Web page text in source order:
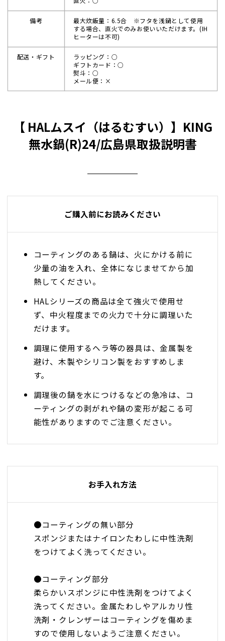
備考
最大炊飯量：6.5合 ※フタを浅鍋として使用
する場合、直火でのみお使いいただけます。(IH
ヒーターは不可)
配送・ギフト
ラッピング：○
ギフトカード：○
熨斗：○
メール便：×
【 HALムスイ（はるむすい）】KING
無水鍋(R)24/広島県取扱説明書
ご購入前にお読みください
コーティングのある鍋は、火にかける前に
少量の油を入れ、全体になじませてから加
熱してください。
HALシリーズの商品は全て強火で使用せ
ず、中火程度までの火力で十分に調理いた
だけます。
調理に使用するヘラ等の器具は、金属製を
避け、木製やシリコン製をおすすめしま
す。
調理後の鍋を水につけるなどの急冷は、コ
ーティングの剥がれや鍋の変形が起こる可
能性がありますのでご注意ください。
お手入れ方法
●コーティングの無い部分
スポンジまたはナイロンたわしに中性洗剤
をつけてよく洗ってください。
●コーティング部分
柔らかいスポンジに中性洗剤をつけてよく
洗ってください。金属たわしやアルカリ性
洗剤・クレンザーはコーティングを傷めま
すので使用しないようご注意ください。